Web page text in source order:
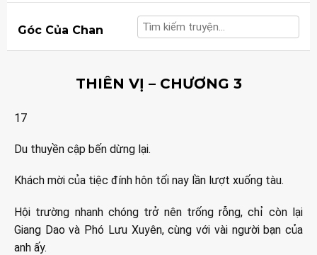
Góc Của Chan
THIÊN VỊ – CHƯƠNG 3
17
Du thuyền cập bến dừng lại.
Khách mời của tiệc đính hôn tối nay lần lượt xuống tàu.
Hội trường nhanh chóng trở nên trống rỗng, chỉ còn lại
Giang Dao và Phó Lưu Xuyên, cùng với vài người bạn của
anh ấy.